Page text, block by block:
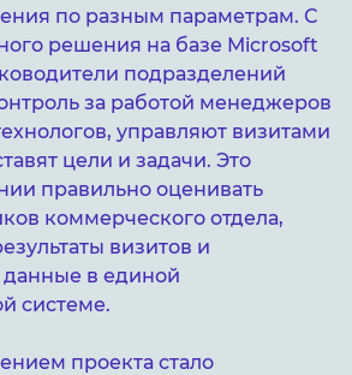
по разным параметрам. С
решения на базе Microsoft
подразделений
за работой менеджеров
управляют визитами
цели и задачи. Это
правильно оценивать
коммерческого отдела,
визитов и
данные в единой
системе.
проекта стало